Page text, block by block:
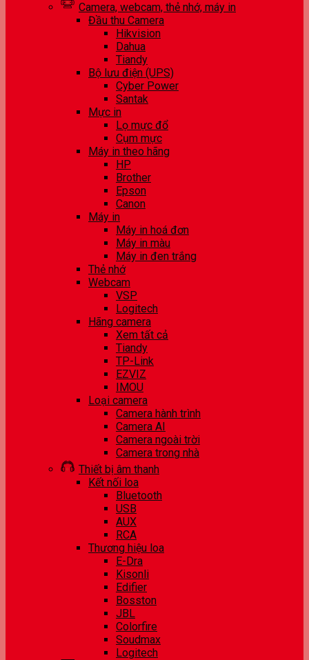
Camera, webcam, thẻ nhớ, máy in
Đầu thu Camera
Hikvision
Dahua
Tiandy
Bộ lưu điện (UPS)
Cyber Power
Santak
Mực in
Lọ mực đổ
Cụm mực
Máy in theo hãng
HP
Brother
Epson
Canon
Máy in
Máy in hoá đơn
Máy in màu
Máy in đen trắng
Thẻ nhớ
Webcam
VSP
Logitech
Hãng camera
Xem tất cả
Tiandy
TP-Link
EZVIZ
IMOU
Loại camera
Camera hành trình
Camera AI
Camera ngoài trời
Camera trong nhà
Thiết bị âm thanh
Kết nối loa
Bluetooth
USB
AUX
RCA
Thương hiệu loa
E-Dra
Kisonli
Edifier
Bosston
JBL
Colorfire
Soudmax
Logitech